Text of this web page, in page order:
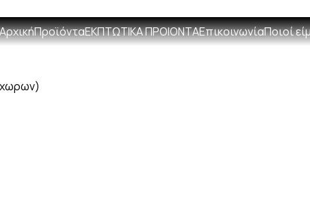
ΑρχικήΠροϊόνταΕΚΠΤΩΤΙΚΑ ΠΡΟΙΟΝΤΑΕπικοινωνίαΠοιοί